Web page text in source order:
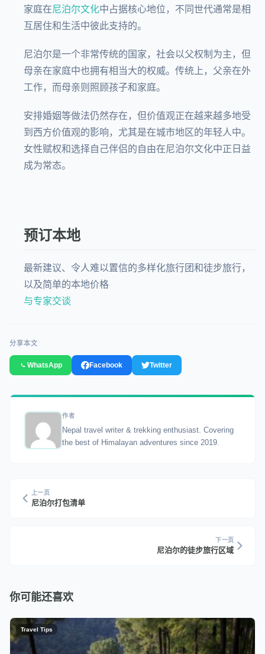
家庭在尼泊尔文化中占据核心地位，不同世代通常是相
互居住和生活中彼此支持的。
尼泊尔是一个非常传统的国家，社会以父权制为主，但
母亲在家庭中也拥有相当大的权威。传统上，父亲在外
工作，而母亲则照顾孩子和家庭。
安排婚姻等做法仍然存在，但价值观正在越来越多地受
到西方价值观的影响，尤其是在城市地区的年轻人中。
女性赋权和选择自己伴侣的自由在尼泊尔文化中正日益
成为常态。
预订本地
最新建议、令人难以置信的多样化旅行团和徒步旅行，
以及简单的本地价格
与专家交谈
分享本文
WhatsApp Facebook Twitter
作者
Nepal travel writer & trekking enthusiast. Covering
the best of Himalayan adventures since 2019.
上一页
尼泊尔打包清单
下一页
尼泊尔的徒步旅行区域
你可能还喜欢
Travel Tips